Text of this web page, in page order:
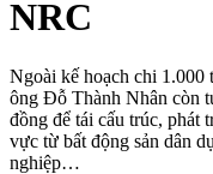
NRC
Ngoài kế hoạch chi 1.000
ông Đỗ Thành Nhân còn
đồng để tái cấu trúc, phát
vực từ bất động sản dân
nghiệp…